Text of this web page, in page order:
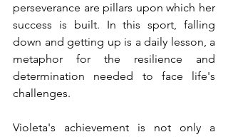
perseverance are pillars upon which her
success is built. In this sport, falling
down and getting up is a daily lesson, a
metaphor for the resilience and
determination needed to face life's
challenges.
Violeta's achievement is not only a